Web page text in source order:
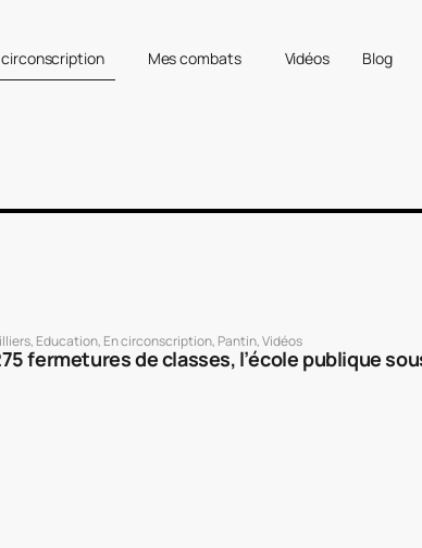
circonscription Mes combats Vidéos Blog
, Education, En circonscription, Pantin,Vidéos
fermetures de classes, l’école publique